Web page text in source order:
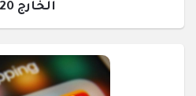
الخارج 2020